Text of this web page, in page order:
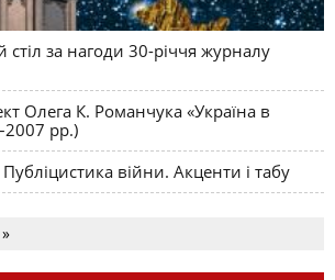
за нагоди 30-річчя журналу
Олега К. Романчука «Україна в
рр.)
війни. Акценти і табу